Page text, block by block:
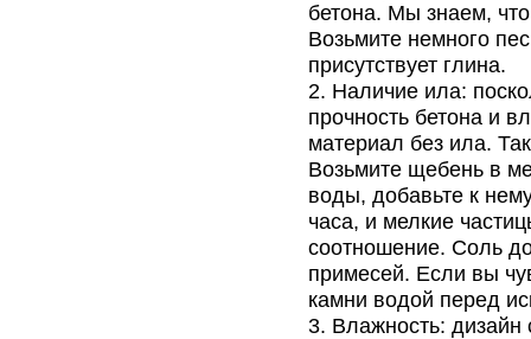
бетона. Мы знаем,
Возьмите немного
присутствует глина.
Наличие ила:
прочность бетона и
материал без ила.
Возьмите щебень в
воды, добавьте к
часа, и мелкие
соотношение. Соль
примесей. Если вы
камни водой перед
Влажность: дизайн